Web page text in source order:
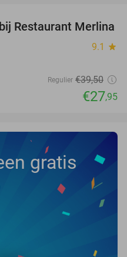
29%
Restaurant Merlina
9.1 star
Regulier €39,50
€27,95
gratis